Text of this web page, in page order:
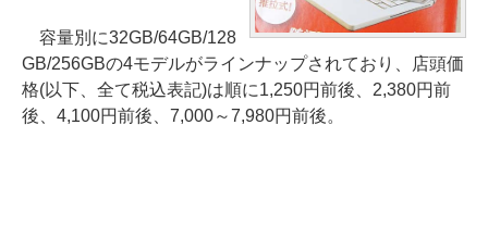
容量別に32GB/64GB/128
GB/256GBの4モデルがラインナップされており、店頭価
格(以下、全て税込表記)は順に1,250円前後、2,380円前
後、4,100円前後、7,000～7,980円前後。